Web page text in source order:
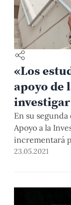
«Los
apoyo de
investigar
En su
Apoyo a la
incrementará
pregrado y
23.05.2021